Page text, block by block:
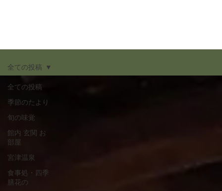
全ての投稿
季節のたより
旬の味覚
館内 玄関 お
部屋
宮津温泉
食事処・四季
膳花の
全ての投稿